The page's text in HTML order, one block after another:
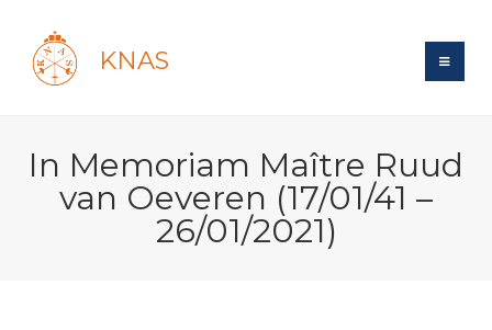
KNAS
Login
Bond
Bond
Schermen
In Memoriam Maître Ruud
van Oeveren (17/01/41 –
26/01/2021)